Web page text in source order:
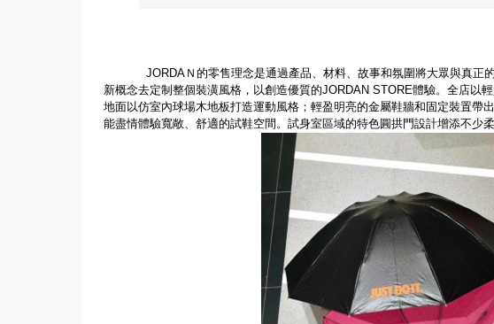
JORDA Ｎ的零售理念是通過產品、材料、 故事和氛圍將大眾與真正
新概念去定制整個裝潢風格，以創造優質的JORDAN STORE體驗。全店以
地面以仿室內球場木地板打造運動風格； 輕盈明亮的金屬鞋牆和固定裝置帶
能盡情體驗寬敞、舒適的試鞋空間。 試身室區域的特色圓拱門設計增添不少柔